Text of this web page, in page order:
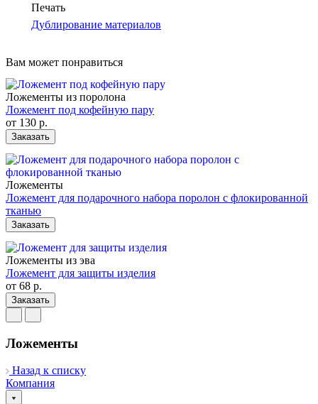
Печать
Дублирование материалов
Вам может понравиться
Ложементы из поролона
Ложемент под кофейную пару
от 130 р.
Заказать
Ложементы
Ложемент для подарочного набора поролон с флокированной
тканью
Заказать
Ложементы из эва
Ложемент для защиты изделия
от 68 р.
Заказать
Ложементы
Назад к списку
Компания